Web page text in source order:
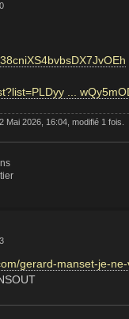
...
Mai 2026, 16:04, modifié 1 fois.
gerard-manset-je-